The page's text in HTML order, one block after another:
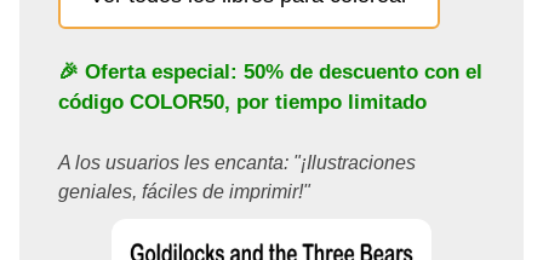
🎉 Oferta especial: 50% de descuento con el
código COLOR50, por tiempo limitado
A los usuarios les encanta: "¡Ilustraciones
geniales, fáciles de imprimir!"